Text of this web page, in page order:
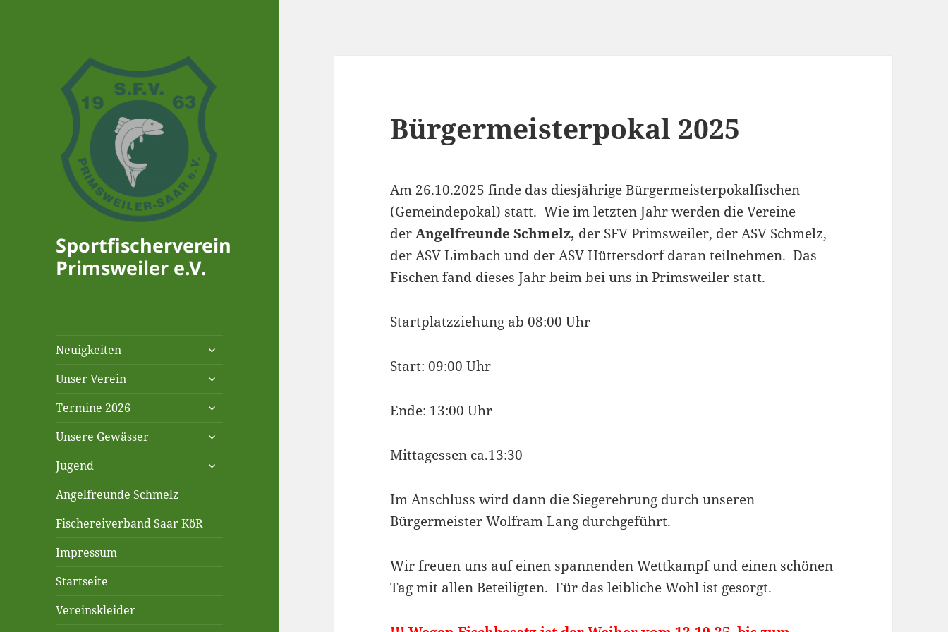
Sportfischerverein
Primsweiler e.V.
Neuigkeiten
untermenü
Unser Verein
untermenü
Termine 2026
untermenü
Unsere Gewässer
untermenü
Jugend
untermenü
Angelfreunde Schmelz
Fischereiverband Saar KöR
Impressum
Startseite
Vereinskleider
Bürgermeisterpokal 2025
Am 26.10.2025 finde das diesjährige Bürgermeisterpokalfischen
(Gemeindepokal) statt. Wie im letzten Jahr werden die Vereine
derAngelfreunde Schmelz, der SFV Primsweiler, der ASV Schmelz,
der ASV Limbach und der ASV Hüttersdorf daran teilnehmen. Das
Fischen fand dieses Jahr beim bei uns in Primsweiler statt.
Startplatzziehung ab 08:00 Uhr
Start: 09:00 Uhr
Ende: 13:00 Uhr
Mittagessen ca.13:30
Im Anschluss wird dann die Siegerehrung durch unseren
Bürgermeister Wolfram Lang durchgeführt.
Wir freuen uns auf einen spannenden Wettkampf und einen schönen
Tag mit allen Beteiligten. Für das leibliche Wohl ist gesorgt.